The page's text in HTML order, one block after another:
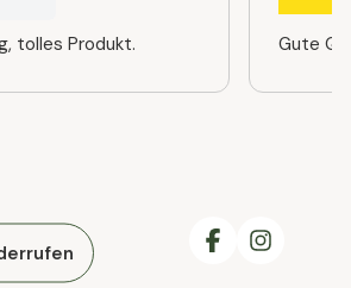
tolles Produkt. Gute